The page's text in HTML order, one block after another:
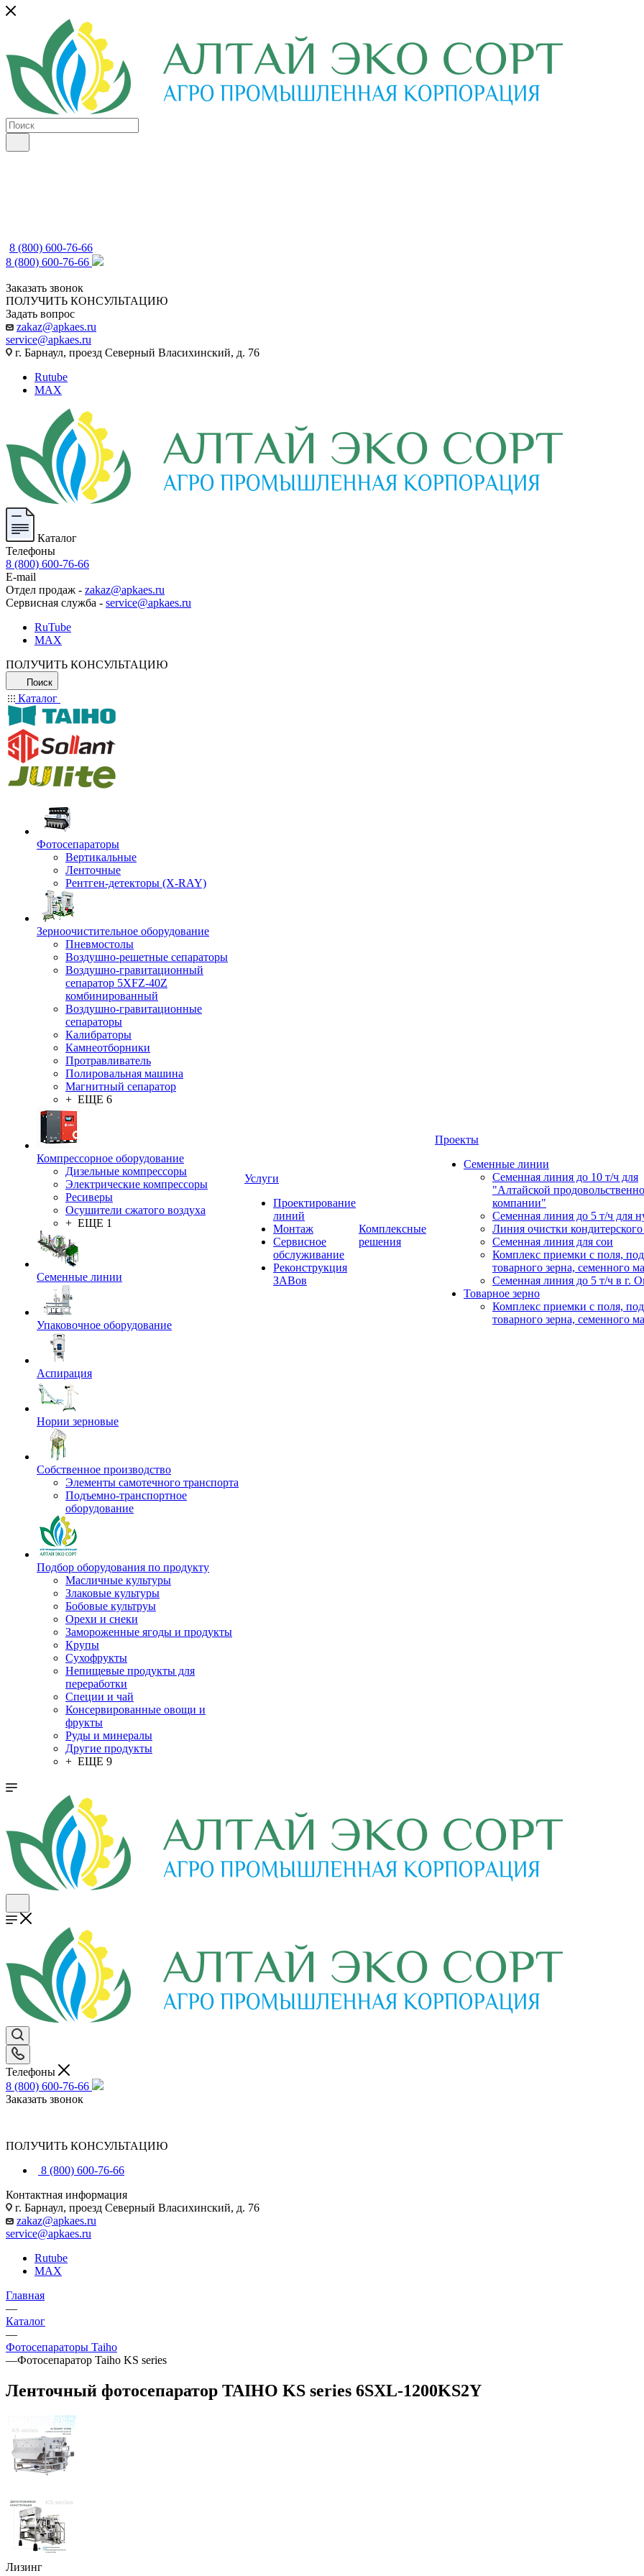
8 (800) 600-76-66
8 (800) 600-76-66
Заказать звонок
ПОЛУЧИТЬ КОНСУЛЬТАЦИЮ
Задать вопрос
zakaz@apkaes.ru
service@apkaes.ru
г. Барнаул, проезд Северный Власихинский, д. 76
Rutube
MAX
Каталог
Телефоны
8 (800) 600-76-66
E-mail
Отдел продаж - zakaz@apkaes.ru
Сервисная служба - service@apkaes.ru
RuTube
MAX
ПОЛУЧИТЬ КОНСУЛЬТАЦИЮ
Поиск
Каталог
Фотосепараторы
Вертикальные
Ленточные
Рентген-детекторы (X-RAY)
Зерноочистительное оборудование
Пневмостолы
Воздушно-решетные сепараторы
Воздушно-гравитационный
сепаратор 5XFZ-40Z
комбинированный
Воздушно-гравитационные
сепараторы
Калибраторы
Камнеотборники
Протравливатель
Полировальная машина
Магнитный сепаратор
+ ЕЩЕ 6
Компрессорное оборудование
Дизельные компрессоры
Электрические компрессоры
Ресиверы
Осушители сжатого воздуха
+ ЕЩЕ 1
Семенные линии
Упаковочное оборудование
Аспирация
Нории зерновые
Собственное производство
Элементы самотечного транспорта
Подъемно-транспортное
оборудование
Подбор оборудования по продукту
Масличные культуры
Злаковые культуры
Бобовые культруы
Орехи и снеки
Замороженные ягоды и продукты
Крупы
Сухофрукты
Непищевые продукты для
переработки
Специи и чай
Консервированные овощи и
фрукты
Руды и минералы
Другие продукты
+ ЕЩЕ 9
Услуги
Проектирование
линий
Монтаж
Сервисное
обслуживание
Реконструкция
ЗАВов
Комплексные
решения
Проекты
Семенные линии
Семенная линия до 10 т/ч для
"Алтайской
компании"
Семенная линия до 5 т/ч для
Линия очистки кондитерского
Семенная линия для сои
Комплекс приемки с поля,
товарного зерна, семенного
Семенная линия до 5 т/ч в г.
Товарное зерно
Комплекс приемки с поля,
товарного зерна, семенного
Телефоны
8 (800) 600-76-66
Заказать звонок
ПОЛУЧИТЬ КОНСУЛЬТАЦИЮ
8 (800) 600-76-66
Контактная информация
г. Барнаул, проезд Северный Власихинский, д. 76
zakaz@apkaes.ru
service@apkaes.ru
Rutube
MAX
Главная
—
Каталог
—
Фотосепараторы Taiho
—Фотосепаратор Taiho KS series
Ленточный фотосепаратор TAIHO KS series 6SXL-1200KS2Y
Лизинг